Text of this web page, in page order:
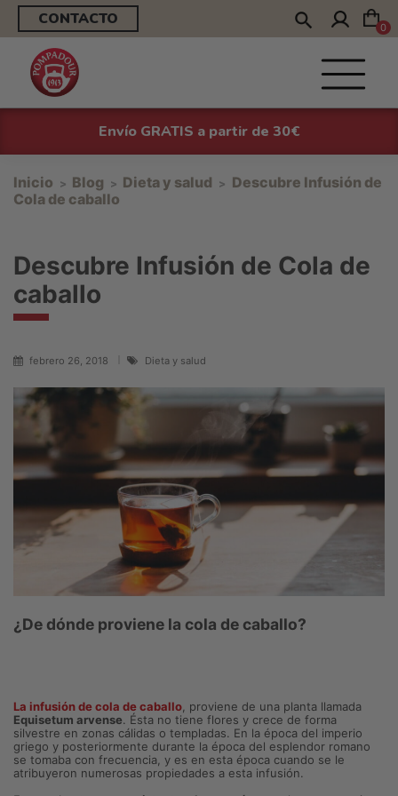
CONTACTO 0
Envío GRATIS a partir de 30€
Inicio Blog Dieta y salud
Descubre Infusión de
Cola de caballo
Descubre Infusión de Cola de
caballo
febrero 26, 2018 Dieta y salud
¿De dónde proviene la cola de caballo?
La infusión de cola de caballo, proviene de una planta llamada
Equisetum arvense. Ésta no tiene flores y crece de forma
silvestre en zonas cálidas o templadas. En la época del imperio
griego y posteriormente durante la época del esplendor romano
se tomaba con frecuencia, y es en esta época cuando se le
atribuyeron numerosas propiedades a esta infusión.